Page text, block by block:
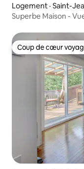
Logement · Saint-
Superbe Maison -
Coup de cœur
Coup de cœur